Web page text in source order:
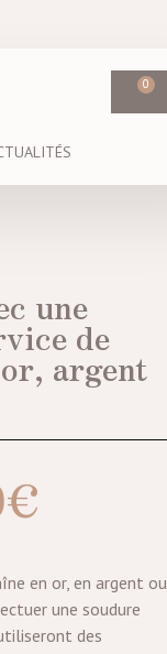
0
une
de
argent
€
en or, en argent ou
une soudure
des